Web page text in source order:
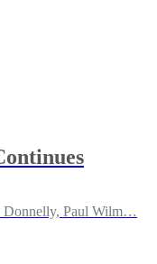
Paul Wilm…